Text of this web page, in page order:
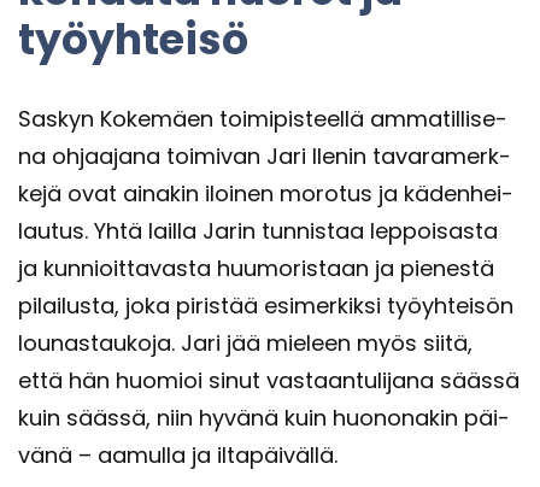
työyh­tei­sö
Sas­kyn Ko­ke­mäen toi­mi­pis­teel­lä am­ma­til­li­se­
na oh­jaa­ja­na toi­mi­van Jari Ile­nin ta­va­ra­merk­
ke­jä ovat ai­na­kin iloi­nen mo­ro­tus ja kä­den­hei­
lau­tus. Yhtä lail­la Jarin tun­nis­taa lep­poi­sas­ta
ja kun­nioit­ta­vas­ta huu­mo­ris­taan ja pie­nes­tä
pi­lai­lus­ta, joka pi­ris­tää esi­mer­kik­si työyh­tei­sön
lou­nas­tau­ko­ja. Jari jää mie­leen myös siitä,
että hän huo­mioi sinut vas­taan­tu­li­ja­na sääs­sä
kuin sääs­sä, niin hy­vä­nä kuin huo­no­na­kin päi­
vä­nä – aa­mul­la ja il­ta­päi­väl­lä.